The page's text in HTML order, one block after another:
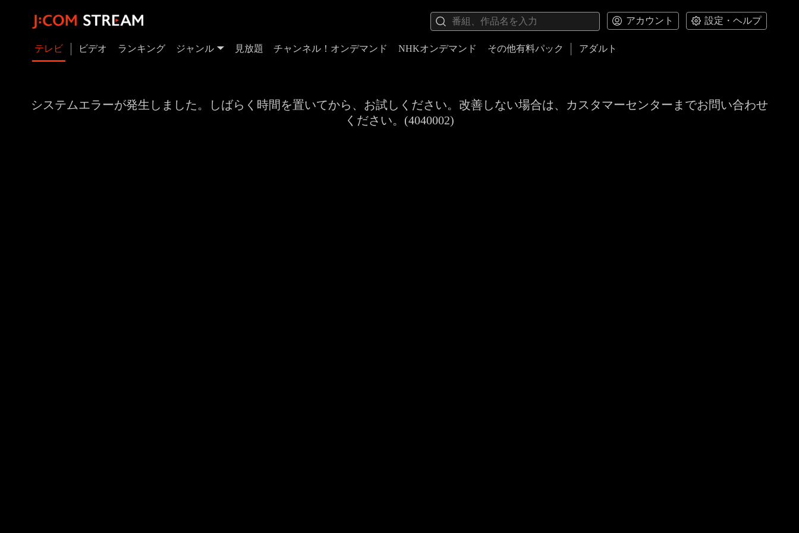
アカウント 設定・ヘルプ
テレビ ビデオ ランキング ジャンル 見放題 チャンネル！オンデマンド NHKオンデマンド その他有料パック アダルト
システムエラーが発生しました。しばらく時間を置いてから、お試しください。改善しない場合は、カスタマーセンターまでお問い合わせ
ください。(4040002)